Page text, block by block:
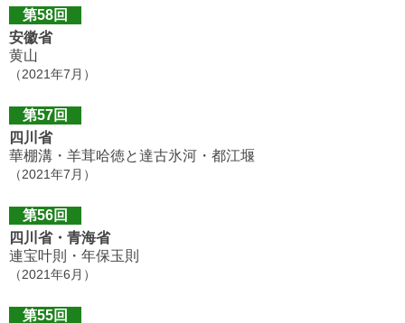
第58回
安徽省
黄山
（2021年7月）
第57回
四川省
華棚溝・羊茸哈徳と達古氷河・都江堰
（2021年7月）
第56回
四川省・青海省
連宝叶則・年保玉則
（2021年6月）
第55回